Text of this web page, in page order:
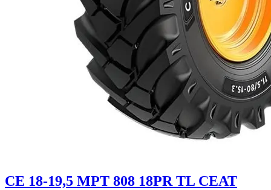
CE 18-19,5 MPT 808 18PR TL CEAT